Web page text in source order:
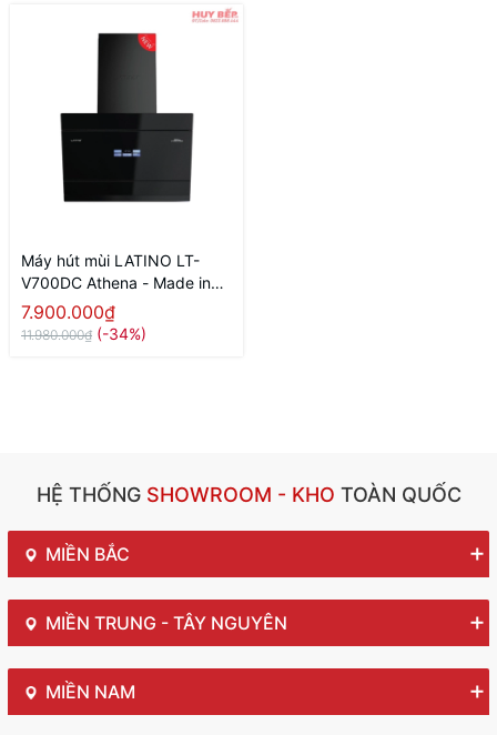
Máy hút mùi LATINO LT-
V700DC Athena - Made in
Malaysia
7.900.000₫
11.980.000₫ (-34%)
HỆ THỐNGSHOWROOM - KHO TOÀN QUỐC
MIỀN BẮC
MIỀN TRUNG - TÂY NGUYÊN
MIỀN NAM